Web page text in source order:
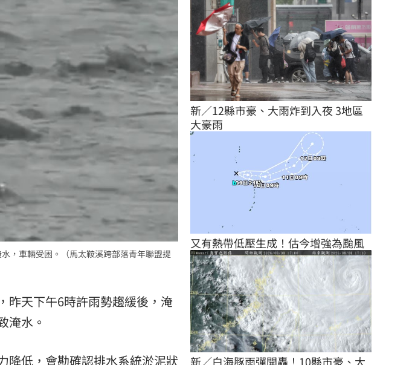
，車輛受困。（馬太鞍溪跨部落青年聯盟提
昨天下午6時許雨勢趨緩後，淹
淹水。
降低，會勘確認排水系統淤泥狀
新／12縣市豪、大雨炸到入夜 3地區
大豪雨
又有熱帶低壓生成！估今增強為颱風
新／白海豚雨彈開轟！10縣市豪、大